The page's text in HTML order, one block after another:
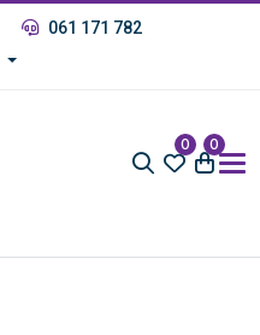
061 171 782
0 0